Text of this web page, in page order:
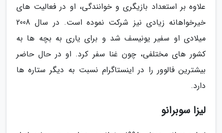
علاوه بر استعداد بازیگری و خوانندگی، او در فعالیت های
خیرخواهانه زیادی نیز شرکت نموده است. در سال 2008
میلادی او سفیر یونیسف شد و برای یاری به بچه ها به
کشور های مختلفی، چون غنا سفر کرد. او در حال حاضر
بیشترین فالوور را در اینستاگرام نسبت به دیگر ستاره ها
دارد.
لیزا سوبرانو